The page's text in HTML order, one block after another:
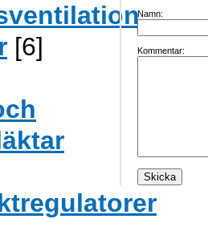
Namn:
Kommentar:
[6]